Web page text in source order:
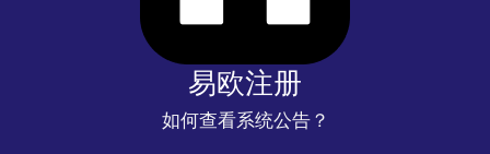
易欧注册
如何查看系统公告？